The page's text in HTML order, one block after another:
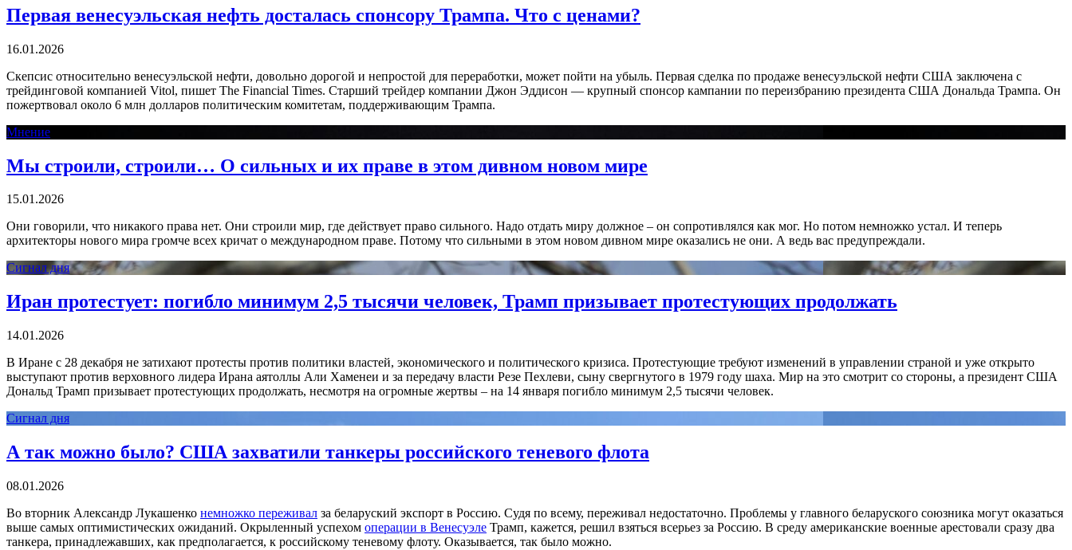
Первая венесуэльская нефть досталась спонсору Трампа. Что с ценами?
16.01.2026
Скепсис относительно венесуэльской нефти, довольно дорогой и непростой для переработки, может пойти на убыль. Первая сделка по продаже венесуэльской нефти США заключена с
трейдинговой компанией Vitol, пишет The Financial Times. Старший трейдер компании Джон Эддисон — крупный спонсор кампании по переизбранию президента США Дональда Трампа. Он
пожертвовал около 6 млн долларов политическим комитетам, поддерживающим Трампа.
Мнение
Мы строили, строили… О сильных и их праве в этом дивном новом мире
15.01.2026
Они говорили, что никакого права нет. Они строили мир, где действует право сильного. Надо отдать миру должное – он сопротивлялся как мог. Но потом немножко устал. И теперь
архитекторы нового мира громче всех кричат о международном праве. Потому что сильными в этом новом дивном мире оказались не они. А ведь вас предупреждали.
Сигнал дня
Иран протестует: погибло минимум 2,5 тысячи человек, Трамп призывает протестующих продолжать
14.01.2026
В Иране с 28 декабря не затихают протесты против политики властей, экономического и политического кризиса. Протестующие требуют изменений в управлении страной и уже открыто
выступают против верховного лидера Ирана аятоллы Али Хаменеи и за передачу власти Резе Пехлеви, сыну свергнутого в 1979 году шаха. Мир на это смотрит со стороны, а президент США
Дональд Трамп призывает протестующих продолжать, несмотря на огромные жертвы – на 14 января погибло минимум 2,5 тысячи человек.
Сигнал дня
А так можно было? США захватили танкеры российского теневого флота
08.01.2026
Во вторник Александр Лукашенко немножко переживал за беларуский экспорт в Россию. Судя по всему, переживал недостаточно. Проблемы у главного беларуского союзника могут оказаться
выше самых оптимистических ожиданий. Окрыленный успехом операции в Венесуэле Трамп, кажется, решил взяться всерьез за Россию. В среду американские военные арестовали сразу два
танкера, принадлежавших, как предполагается, к российскому теневому флоту. Оказывается, так было можно.